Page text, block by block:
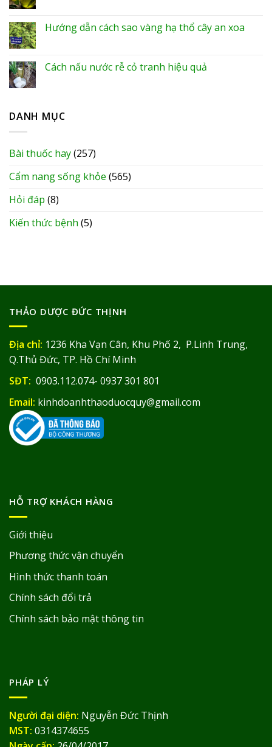
Hướng dẫn cách sao vàng hạ thổ cây an xoa
Cách nấu nước rễ cỏ tranh hiệu quả
DANH MỤC
Bài thuốc hay(257)
Cẩm nang sống khỏe (565)
Hỏi đáp (8)
Kiến thức bệnh (5)
THẢO DƯỢC ĐỨC THỊNH
Địa chỉ: 1236 Kha Vạn Cân, Khu Phố 2, P.Linh Trung,
Q.Thủ Đức, TP. Hồ Chí Minh
SĐT: 0903.112.074- 0937 301 801
Email: kinhdoanhthaoduocquy@gmail.com
HỖ TRỢ KHÁCH HÀNG
Giới thiệu
Phương thức vận chuyển
Hình thức thanh toán
Chính sách đổi trả
Chính sách bảo mật thông tin
PHÁP LÝ
Người đại diện: Nguyễn Đức Thịnh
MST: 0314374655